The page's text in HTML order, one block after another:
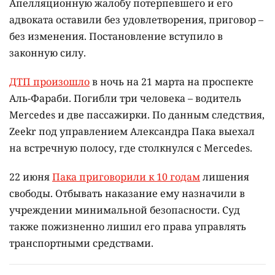
Апелляционную жалобу потерпевшего и его
адвоката оставили без удовлетворения, приговор –
без изменения. Постановление вступило в
законную силу.
ДТП произошлов ночь на 21 марта на проспекте
Аль-Фараби. Погибли три человека – водитель
Mercedes и две пассажирки. По данным следствия,
Zeekr под управлением Александра Пака выехал
на встречную полосу, где столкнулся с Mercedes.
22 июняПака приговорили к 10 годамлишения
свободы. Отбывать наказание ему назначили в
учреждении минимальной безопасности. Суд
также пожизненно лишил его права управлять
транспортными средствами.